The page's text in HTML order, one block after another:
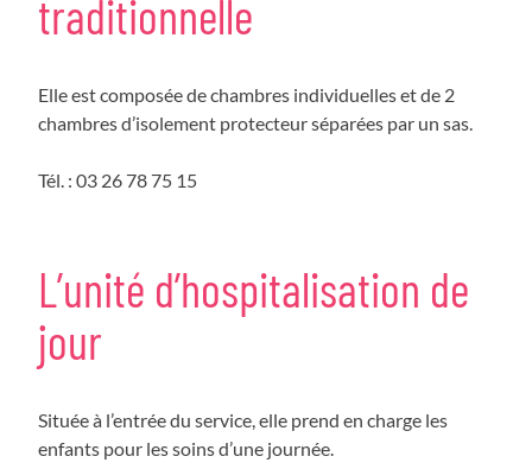
traditionnelle
Elle est composée de chambres individuelles et de 2
chambres d’isolement protecteur séparées par un sas.
Tél. : 03 26 78 75 15
L’unité d’hospitalisation de
jour
Située à l’entrée du service, elle prend en charge les
enfants pour les soins d’une journée.